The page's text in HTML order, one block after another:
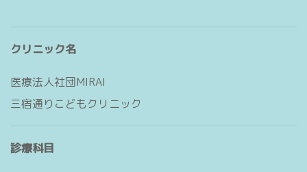
クリニック名
医療法人社団MIRAI
三宿通りこどもクリニック
診療科目